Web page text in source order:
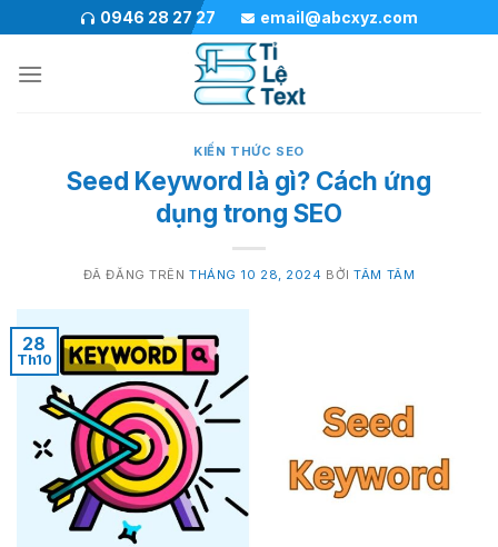
đến
nội
0946 28 27 27 email@abcxyz.com
KIẾN THỨC SEO
Seed Keyword là gì? Cách ứng
dụng trong SEO
ĐÃ ĐĂNG TRÊN THÁNG 10 28, 2024 BỞITÂM TÂM
28
Th10